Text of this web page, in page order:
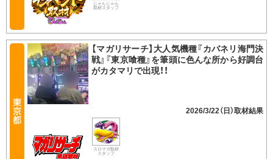
じゃんじゃん
取材スタッフ
【マガリサーチ】大人気機種『カバネリ海門決
戦』『東京喰種』を筆頭に色んな所から好調台
がカタマリで出現！！
2026/3/22（日）
スロマガ取材
スタッフ